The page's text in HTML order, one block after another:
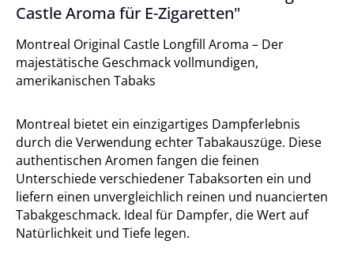
Castle Aroma für E-Zigaretten"
Montreal Original Castle Longfill Aroma – Der
majestätische Geschmack vollmundigen,
amerikanischen Tabaks
Montreal bietet ein einzigartiges Dampferlebnis
durch die Verwendung echter Tabakauszüge. Diese
authentischen Aromen fangen die feinen
Unterschiede verschiedener Tabaksorten ein und
liefern einen unvergleichlich reinen und nuancierten
Tabakgeschmack. Ideal für Dampfer, die Wert auf
Natürlichkeit und Tiefe legen.